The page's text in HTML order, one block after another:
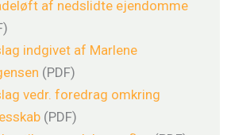
af nedslidte ejendomme
indgivet af Marlene
(PDF)
vedr. foredrag omkring
(PDF)